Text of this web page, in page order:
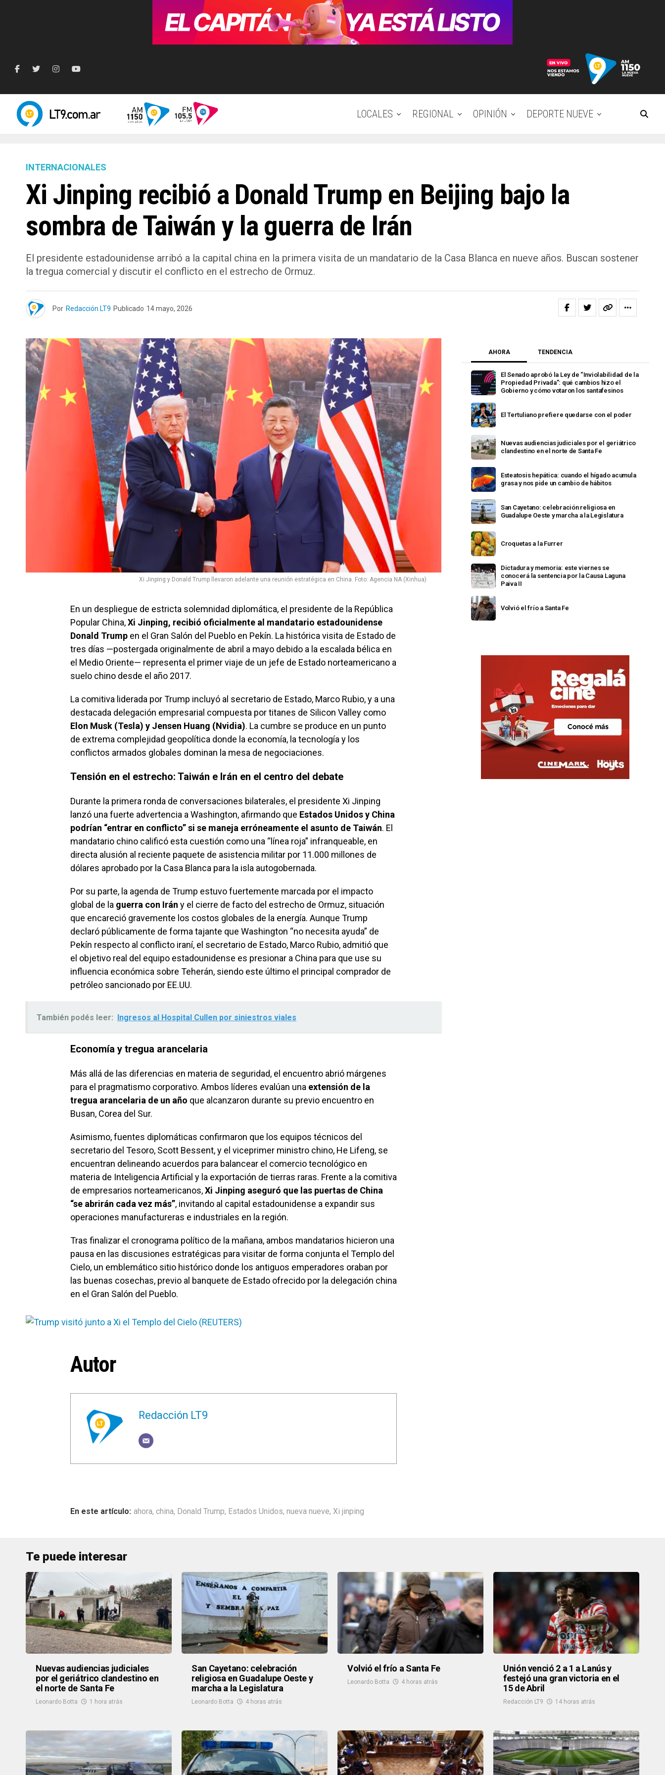
LOCALES REGIONAL OPINIÓN DEPORTE NUEVE
INTERNACIONALES
Xi Jinping recibió a Donald Trump en Beijing bajo la
sombra de Taiwán y la guerra de Irán
El presidente estadounidense arribó a la capital china en la primera visita de un mandatario de la Casa Blanca en nueve años. Buscan sostener
la tregua comercial y discutir el conflicto en el estrecho de Ormuz.
Por Redacción LT9 Publicado 14 mayo, 2026
Xi Jinping y Donald Trump llevaron adelante una reunión estratégica en China. Foto: Agencia NA (Xinhua)
En un despliegue de estricta solemnidad diplomática, el presidente de la República
Popular China,Xi Jinping, recibió oficialmente al mandatario estadounidense
Donald Trump en el Gran Salón del Pueblo en Pekín. La histórica visita de Estado de
tres días —postergada originalmente de abril a mayo debido a la escalada bélica en
el Medio Oriente— representa el primer viaje de un jefe de Estado norteamericano a
suelo chino desde el año 2017.
La comitiva liderada por Trump incluyó al secretario de Estado, Marco Rubio, y a una
destacada delegación empresarial compuesta por titanes de Silicon Valley como
Elon Musk (Tesla) y Jensen Huang (Nvidia). La cumbre se produce en un punto
de extrema complejidad geopolítica donde la economía, la tecnología y los
conflictos armados globales dominan la mesa de negociaciones.
Tensión en el estrecho: Taiwán e Irán en el centro del debate
Durante la primera ronda de conversaciones bilaterales, el presidente Xi Jinping
lanzó una fuerte advertencia a Washington, afirmando que Estados Unidos y China
podrían “entrar en conflicto” si se maneja erróneamente el asunto de Taiwán. El
mandatario chino calificó esta cuestión como una “línea roja” infranqueable, en
directa alusión al reciente paquete de asistencia militar por 11.000 millones de
dólares aprobado por la Casa Blanca para la isla autogobernada.
Por su parte, la agenda de Trump estuvo fuertemente marcada por el impacto
global de la guerra con Irán y el cierre de facto del estrecho de Ormuz, situación
que encareció gravemente los costos globales de la energía. Aunque Trump
declaró públicamente de forma tajante que Washington “no necesita ayuda” de
Pekín respecto al conflicto iraní, el secretario de Estado, Marco Rubio, admitió que
el objetivo real del equipo estadounidense es presionar a China para que use su
influencia económica sobre Teherán, siendo este último el principal comprador de
petróleo sancionado por EE.UU.
También podés leer: Ingresos al Hospital Cullen por siniestros viales
Economía y tregua arancelaria
Más allá de las diferencias en materia de seguridad, el encuentro abrió márgenes
para el pragmatismo corporativo. Ambos líderes evalúan una extensión de la
tregua arancelaria de un año que alcanzaron durante su previo encuentro en
Busan, Corea del Sur.
Asimismo, fuentes diplomáticas confirmaron que los equipos técnicos del
secretario del Tesoro, Scott Bessent, y el viceprimer ministro chino, He Lifeng, se
encuentran delineando acuerdos para balancear el comercio tecnológico en
materia de Inteligencia Artificial y la exportación de tierras raras. Frente a la comitiva
de empresarios norteamericanos,Xi Jinping aseguró que las puertas de China
“se abrirán cada vez más”, invitando al capital estadounidense a expandir sus
operaciones manufactureras e industriales en la región.
Tras finalizar el cronograma político de la mañana, ambos mandatarios hicieron una
pausa en las discusiones estratégicas para visitar de forma conjunta el Templo del
Cielo, un emblemático sitio histórico donde los antiguos emperadores oraban por
las buenas cosechas, previo al banquete de Estado ofrecido por la delegación china
en el Gran Salón del Pueblo.
Autor
Redacción LT9
ahora, china, Donald Trump, Estados Unidos, nueva nueve, Xi jinping
AHORA TENDENCIA
El Senado aprobó la Ley de “Inviolabilidad de la
Propiedad Privada”: qué cambios hizo el
Gobierno y cómo votaron los santafesinos
El Tertuliano prefiere quedarse con el poder
Nuevas audiencias judiciales por el geriátrico
clandestino en el norte de Santa Fe
Esteatosis hepática: cuando el hígado acumula
grasa y nos pide un cambio de hábitos
San Cayetano: celebración religiosa en
Guadalupe Oeste y marcha a la Legislatura
Croquetas a la Furrer
Dictadura y memoria: este viernes se
conocerá la sentencia por la Causa Laguna
Paiva II
Volvió el frío a Santa Fe
Te puede interesar
Nuevas audiencias judiciales
por el geriátrico clandestino en
el norte de Santa Fe
Leonardo Botta 1 hora atrás
San Cayetano: celebración
religiosa en Guadalupe Oeste y
marcha a la Legislatura
Leonardo Botta 4 horas atrás
Volvió el frío a Santa Fe
Leonardo Botta 4 horas atrás
Unión venció 2 a 1 a Lanús y
festejó una gran victoria en el
15 de Abril
Redacción LT9 14 horas atrás